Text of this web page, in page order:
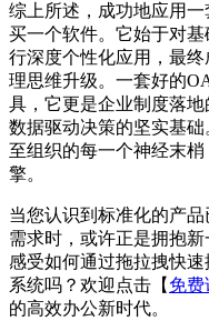
综上所述，成功地应用
买一个软件。它始于对
行深度个性化应用，最
理思维升级。一套好的
具，它更是企业制度落
数据驱动决策的坚实基
至组织的每一个神经末梢
擎。
当您认识到标准化的产
需求时，或许正是拥抱
感受如何通过拖拉拽快
系统吗？欢迎点击【 免费
的高效办公新时代。